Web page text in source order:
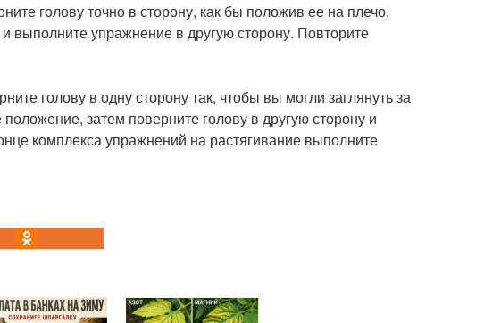
голову точно в сторону, как бы положив ее на плечо.
выполните упражнение в другую сторону. Повторите
голову в одну сторону так, чтобы вы могли заглянуть за
затем поверните голову в другую сторону и
комплекса упражнений на растягивание выполните